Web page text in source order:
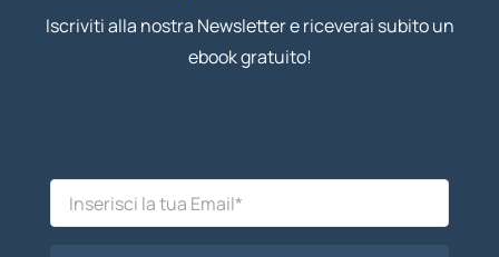
Iscriviti alla nostra Newsletter e riceverai subito un
ebook gratuito!